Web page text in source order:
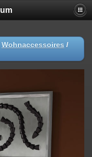
Wohnaccessoires /